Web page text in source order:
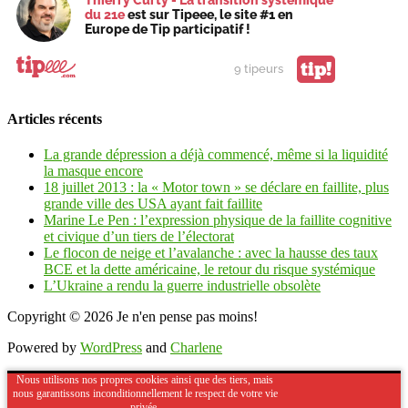
du 21eest sur Tipeee, le site #1 en
Europe de Tip participatif !
9 tipeurs tip!
Articles récents
La grande dépression a déjà commencé, même si la liquidité
la masque encore
18 juillet 2013 : la « Motor town » se déclare en faillite, plus
grande ville des USA ayant fait faillite
Marine Le Pen : l’expression physique de la faillite cognitive
et civique d’un tiers de l’électorat
Le flocon de neige et l’avalanche : avec la hausse des taux
BCE et la dette américaine, le retour du risque systémique
L’Ukraine a rendu la guerre industrielle obsolète
Copyright © 2026 Je n'en pense pas moins!
Powered by WordPress and Charlene
Nous utilisons nos propres cookies ainsi que des tiers, mais
nous garantissons inconditionnellement le respect de votre vie